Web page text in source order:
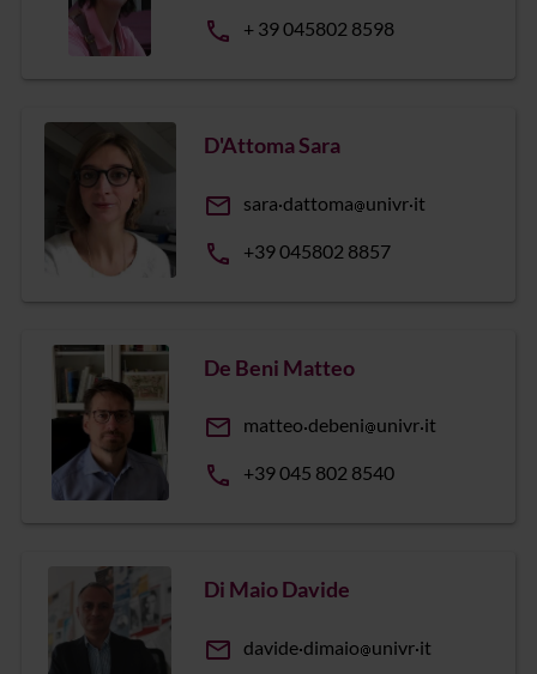
phone + 39 045802 8598
D'Attoma Sara
email sara dattoma univr it
phone +39 045802 8857
De Beni Matteo
email matteo debeni univr it
phone +39 045 802 8540
Di Maio Davide
email davide dimaio univr it